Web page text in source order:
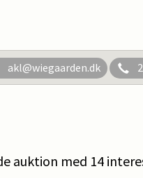
akl@wiegaarden.dk
auktion med 14